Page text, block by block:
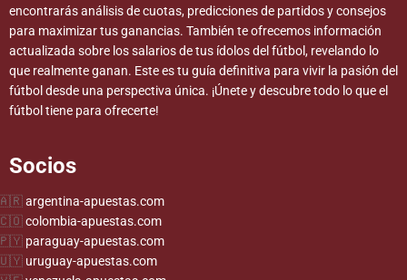
encontrarás análisis de cuotas, predicciones de partidos y consejos
para maximizar tus ganancias. También te ofrecemos información
actualizada sobre los salarios de tus ídolos del fútbol, revelando lo
que realmente ganan. Este es tu guía definitiva para vivir la pasión del
fútbol desde una perspectiva única. ¡Únete y descubre todo lo que el
fútbol tiene para ofrecerte!
Socios
argentina-apuestas.com
colombia-apuestas.com
paraguay-apuestas.com
uruguay-apuestas.com